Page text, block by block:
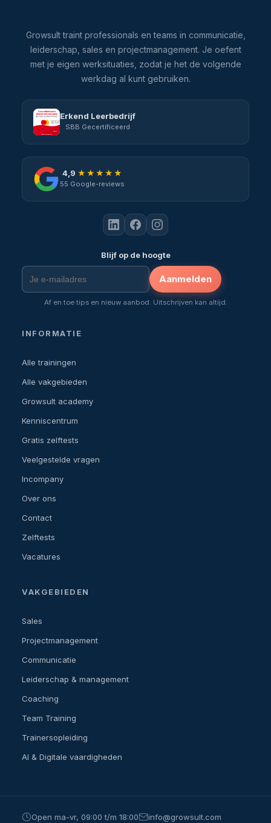
Growsult traint professionals en teams in communicatie,
leiderschap, sales en projectmanagement. Je oefent
met je eigen werksituaties, zodat je het de volgende
werkdag al kunt gebruiken.
Erkend Leerbedrijf
SBB Gecertificeerd
4,9 ★★★★★
55 Google-reviews
Blijf op de hoogte
Aanmelden
Af en toe tips en nieuw aanbod. Uitschrijven kan altijd.
INFORMATIE
Alle trainingen
Alle vakgebieden
Growsult academy
Kenniscentrum
Gratis zelftests
Veelgestelde vragen
Incompany
Over ons
Contact
Zelftests
Vacatures
VAKGEBIEDEN
Sales
Projectmanagement
Communicatie
Leiderschap & management
Coaching
Team Training
Trainersopleiding
AI & Digitale vaardigheden
Open ma-vr, 09:00 t/m 18:00 info@growsult.com